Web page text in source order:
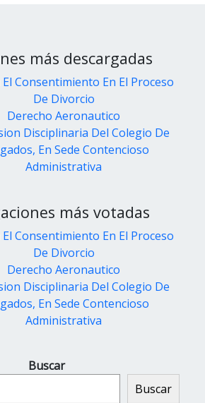
más descargadas
El Consentimiento En El Proceso
De Divorcio
Derecho Aeronautico
Disciplinaria Del Colegio De
En Sede Contencioso
Administrativa
más votadas
El Consentimiento En El Proceso
De Divorcio
Derecho Aeronautico
Disciplinaria Del Colegio De
En Sede Contencioso
Administrativa
Buscar
Buscar